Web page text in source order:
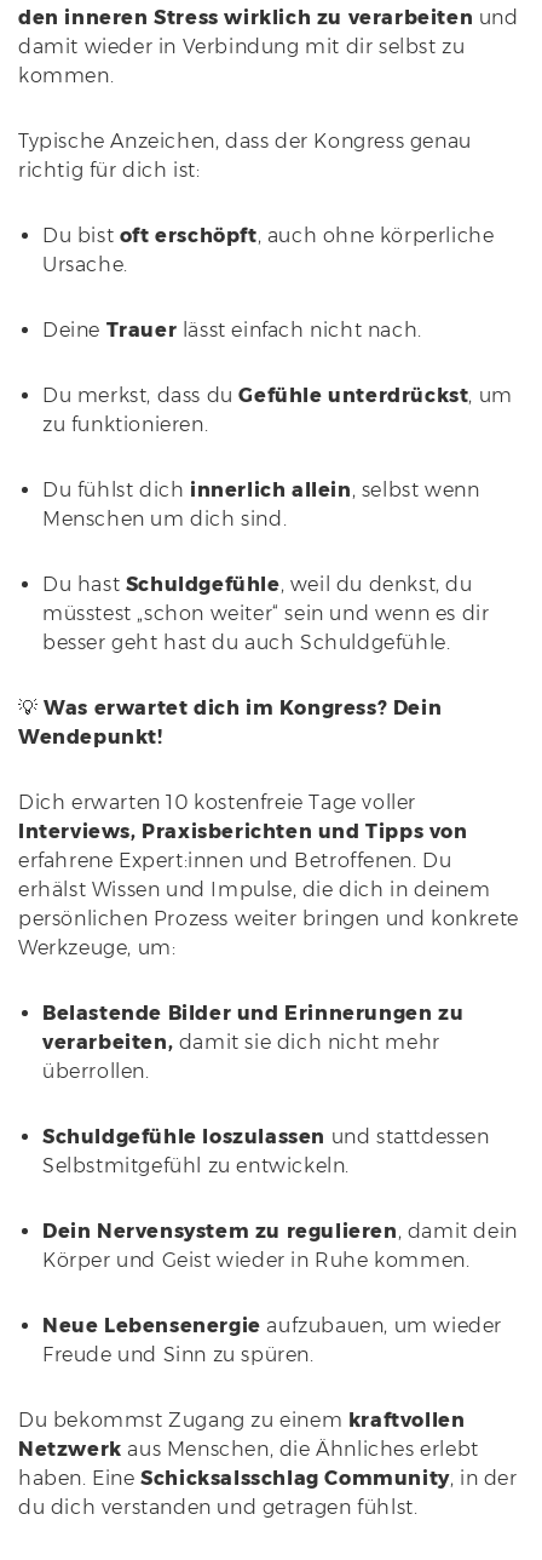
den inneren Stress wirklich zu verarbeiten und
damit wieder in Verbindung mit dir selbst zu
kommen.
Typische Anzeichen, dass der Kongress genau
richtig für dich ist:
Du bist oft erschöpft, auch ohne körperliche
Ursache.
Deine Trauer lässt einfach nicht nach.
Du merkst, dass duGefühle unterdrückst, um
zu funktionieren.
Du fühlst dich innerlich allein, selbst wenn
Menschen um dich sind.
Du hast Schuldgefühle, weil du denkst, du
müsstest „schon weiter“ sein und wenn es dir
besser geht hast du auch Schuldgefühle.
💡Was erwartet dich im Kongress? Dein
Wendepunkt!
Dich erwarten 10 kostenfreie Tage voller
Interviews, Praxisberichten und Tipps von
erfahrene Expert:innen und Betroffenen. Du
erhälst Wissen und Impulse, die dich in deinem
persönlichen Prozess weiter bringen und konkrete
Werkzeuge, um:
Belastende Bilder und Erinnerungen zu
verarbeiten, damit sie dich nicht mehr
überrollen.
Schuldgefühle loszulassen und stattdessen
Selbstmitgefühl zu entwickeln.
Dein Nervensystem zu regulieren, damit dein
Körper und Geist wieder in Ruhe kommen.
Neue Lebensenergie aufzubauen, um wieder
Freude und Sinn zu spüren.
Du bekommst Zugang zu einem kraftvollen
Netzwerk aus Menschen, die Ähnliches erlebt
haben. EineSchicksalsschlag Community, in der
du dich verstanden und getragen fühlst.